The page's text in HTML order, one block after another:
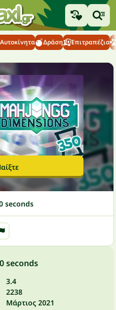
Αυτοκίνητα Δράση Επιτραπέζια
seconds
seconds
3.4
2238
Μάρτιος 2021